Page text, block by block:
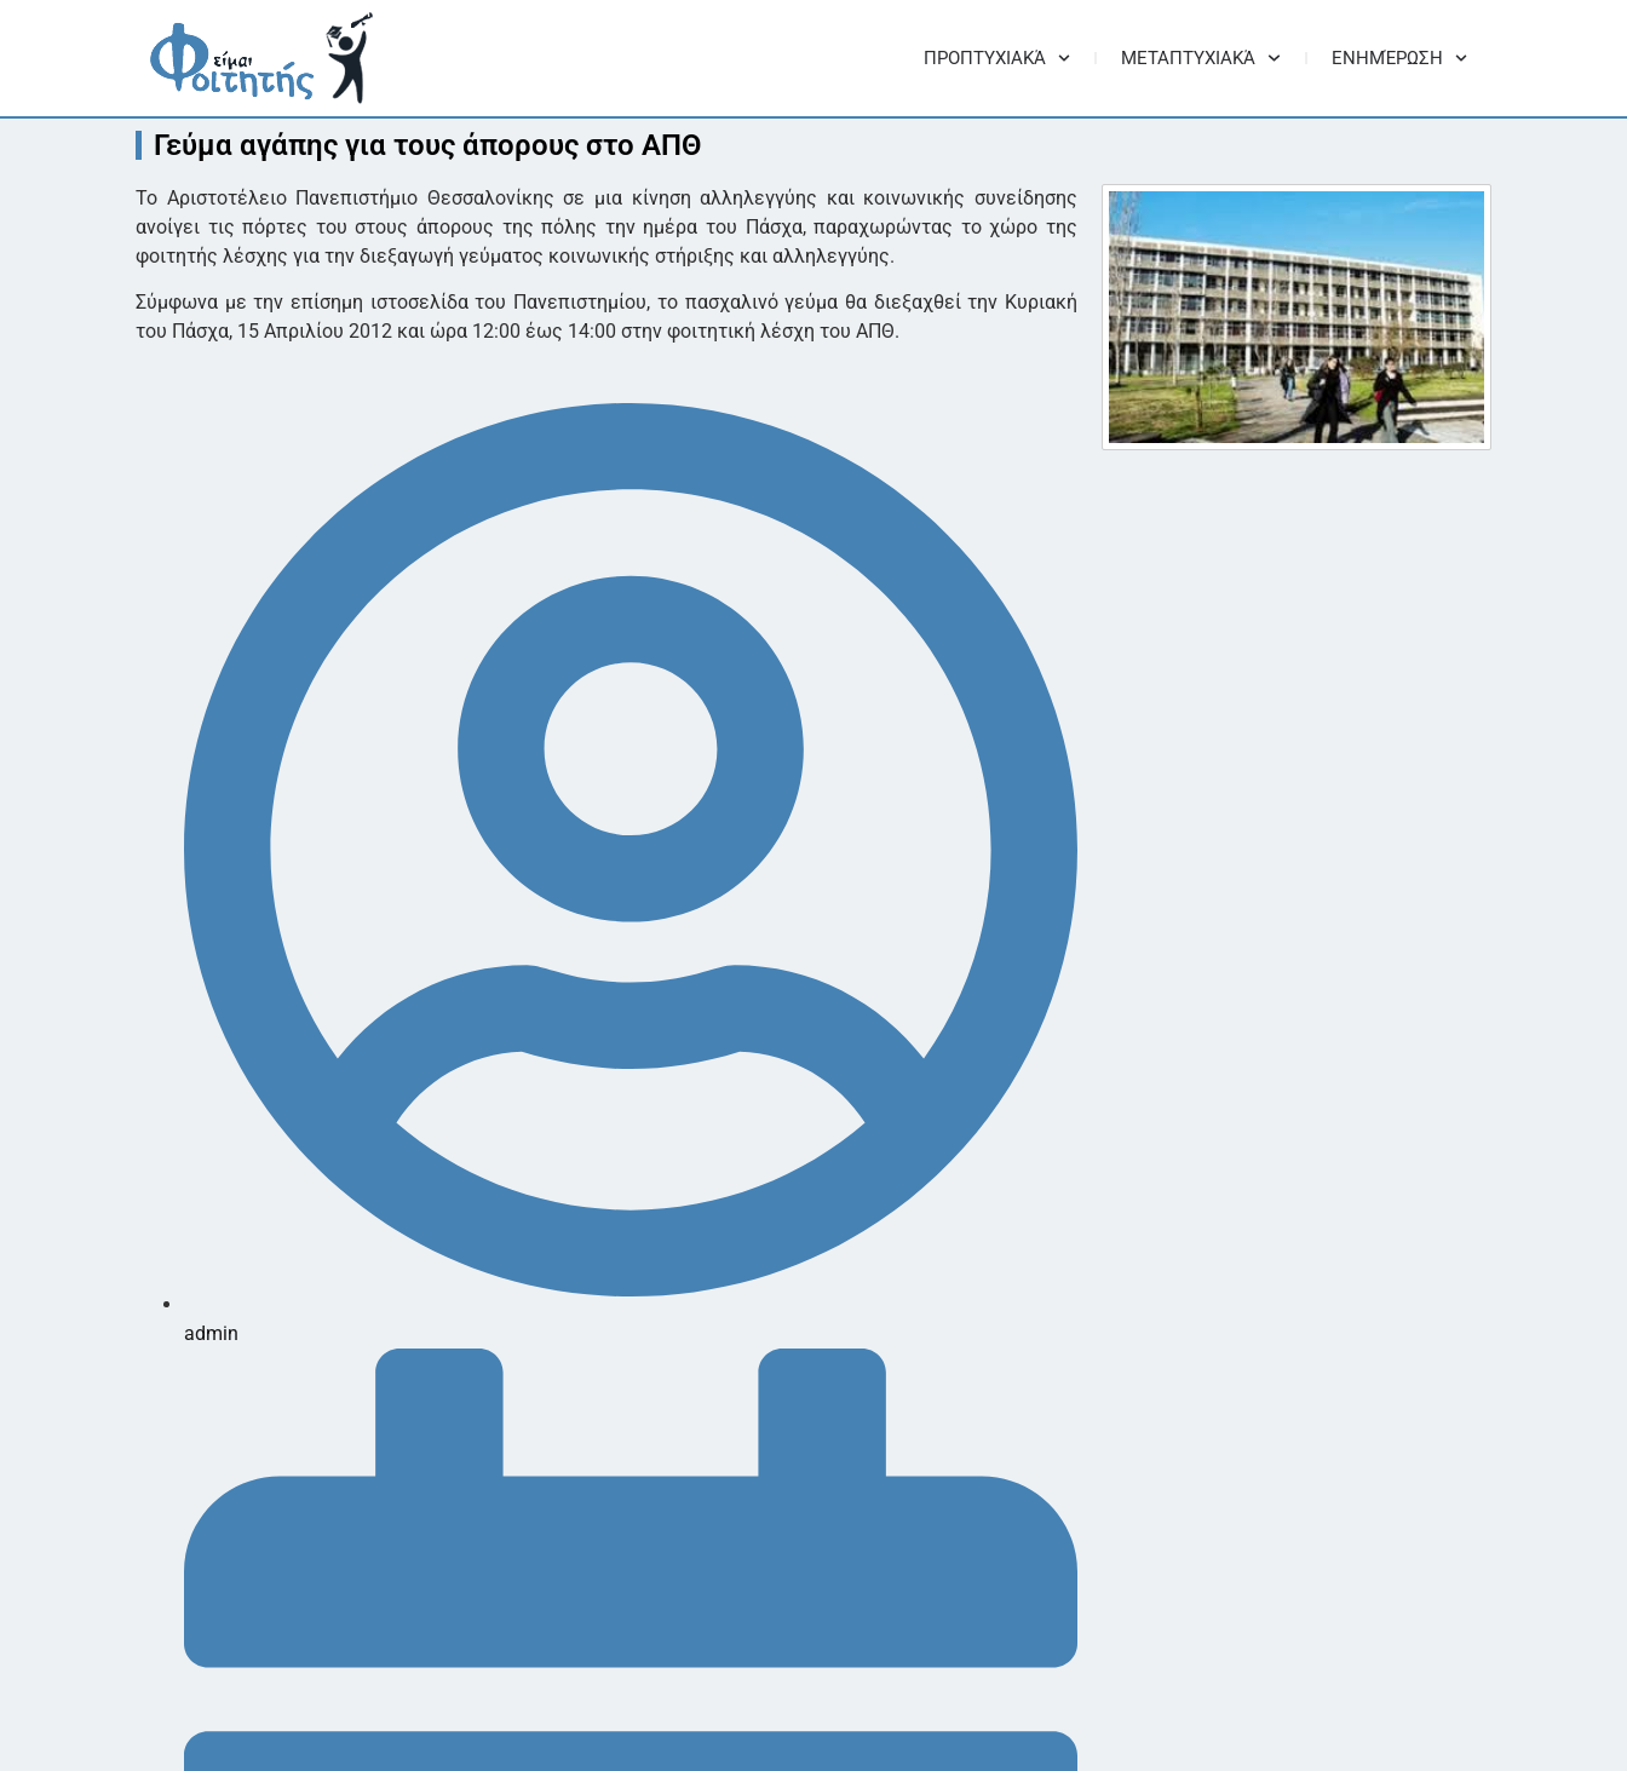
ΠΡΟΠΤΥΧΙΑΚΆ ΜΕΤΑΠΤΥΧΙΑΚΆ ΕΝΗΜΈΡΩΣΗ
Γεύμα αγάπης για τους άπορους στο ΑΠΘ
Το Αριστοτέλειο Πανεπιστήμιο Θεσσαλονίκης σε μια κίνηση αλληλεγγύης και κοινωνικής συνείδησης
ανοίγει τις πόρτες του στους άπορους της πόλης την ημέρα του Πάσχα, παραχωρώντας το χώρο της
φοιτητής λέσχης για την διεξαγωγή γεύματος κοινωνικής στήριξης και αλληλεγγύης.
Σύμφωνα με την επίσημη ιστοσελίδα του Πανεπιστημίου, το πασχαλινό γεύμα θα διεξαχθεί την Κυριακή
του Πάσχα, 15 Απριλίου 2012 και ώρα 12:00 έως 14:00 στην φοιτητική λέσχη του ΑΠΘ.
admin